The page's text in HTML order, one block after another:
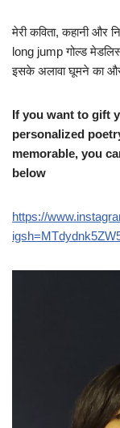
मेरी कविता, कहानी और
long jump गोल्ड
इसके अलावा घूमने का
If you want to gift
personalized
memorable, you
below
https://